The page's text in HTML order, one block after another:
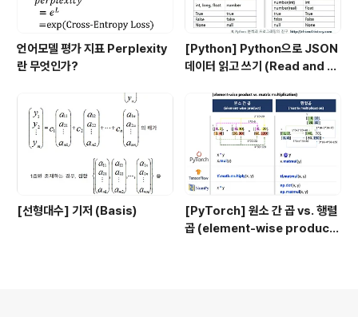
언어모델 평가 지표 Perplexity
란 무엇인가?
[Python] Python으로 JSON
데이터 읽고 쓰기 (Read and W
[선형대수] 기저 (Basis)
[PyTorch] 원소 간 곱 vs. 행렬
곱 (element-wise product